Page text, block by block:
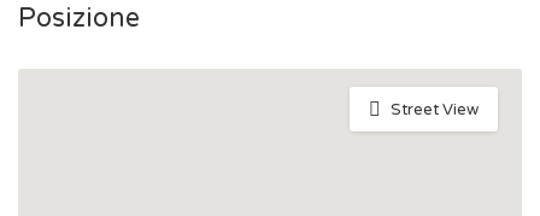
Posizione
Street View